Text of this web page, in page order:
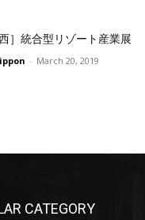
］統合型リゾート産業展
- March 20, 2019
CATEGORY